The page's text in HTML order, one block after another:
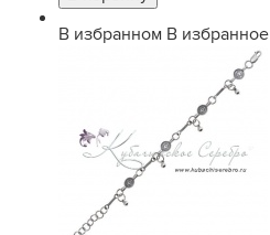
В избранном В избранное